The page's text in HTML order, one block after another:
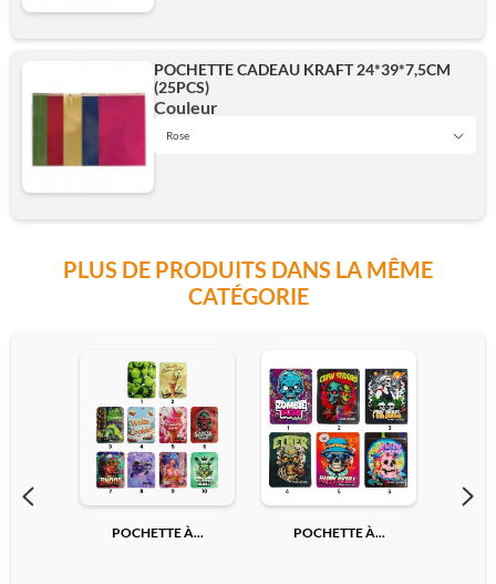
POCHETTE CADEAU KRAFT 24*39*7,5CM
(25PCS)
Couleur
Rose
Rouge
Vert
Bleu
PLUS DE PRODUITS DANS LA MÊME
CATÉGORIE
POCHETTE À... POCHETTE À...